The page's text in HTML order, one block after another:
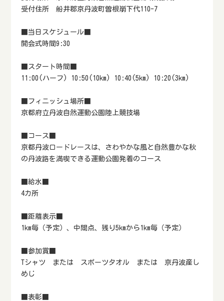
受付住所 船井郡京丹波町曽根崩下代110-7
■当日スケジュール■
開会式時間9:30
■スタート時間■
11:00(ハーフ) 10:50(10km) 10:40(5km) 10:20(3km)
■フィニッシュ場所■
京都府立丹波自然運動公園陸上競技場
■コース■
京都丹波ロードレースは、さわやかな風と自然豊かな秋
の丹波路を満喫できる運動公園発着のコース
■給水■
4カ所
■距離表示■
1km毎（予定）、中間点、残り5kmから1km毎（予定）
■参加賞■
Tシャツ または スポーツタオル または 京丹波産し
めじ
■表彰■